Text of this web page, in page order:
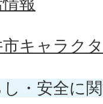
市キャラク
・安全に